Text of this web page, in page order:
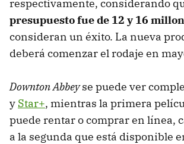
respectivamente, considerando
presupuesto fue de 12 y 16
consideran un éxito. La nueva
deberá comenzar el rodaje en
Downton Abbeyse puede ver
y Star+, mientras la primera
puede rentar o comprar en línea,
a la segunda que está disponible